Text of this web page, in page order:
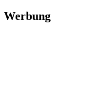
Werbung